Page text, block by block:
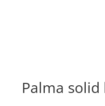
Palma solid